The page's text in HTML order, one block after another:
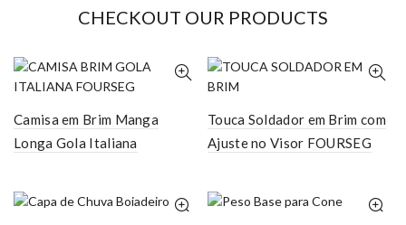
CHECKOUT OUR PRODUCTS
Camisa em Brim Manga
Longa Gola Italiana
Touca Soldador em Brim com
Ajuste no Visor FOURSEG